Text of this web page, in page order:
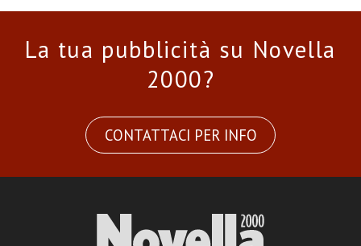
La tua pubblicità su Novella
2000?
CONTATTACI PER INFO